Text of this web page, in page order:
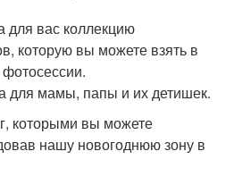
для вас коллекцию
которую вы можете взять в
для мамы, папы и их детишек.
которыми вы можете
нашу новогоднюю зону в